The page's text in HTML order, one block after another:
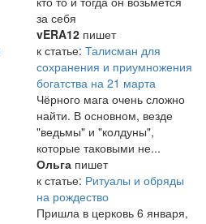
за себя
vERA12 пишет
к статье: Талисман для
сохранения и приумножения
богатства на 21 марта
Чёрного мага очень сложно
найти. В основном, везде
"ведьмы" и "колдуны",
которые таковыми не...
Ольга пишет
к статье: Ритуалы и обряды
на рождество
Пришла в церковь 6 января,